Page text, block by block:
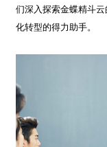
们深入探索金蝶精斗
化转型的得力助手。